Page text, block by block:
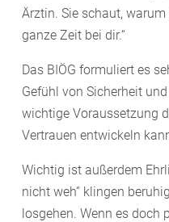
Ärztin. Sie schaut,
ganze Zeit bei dir.“
Das BIÖG formuliert es
Gefühl von Sicherheit
wichtige Voraussetzung
Vertrauen entwickeln
Wichtig ist außerdem
nicht weh“ klingen
losgehen. Wenn es doch